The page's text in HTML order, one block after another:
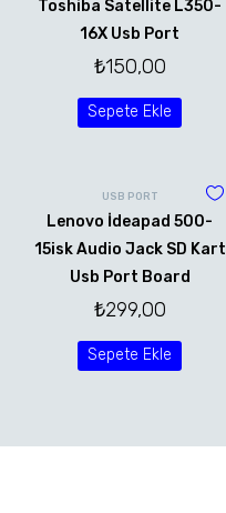
Toshiba Satellite L350-
16X Usb Port
₺150,00
Sepete Ekle
USB PORT
Lenovo İdeapad 500-
15isk Audio Jack SD Kart
Usb Port Board
₺299,00
Sepete Ekle